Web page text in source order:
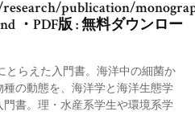
publication/
・PDF版 : 無料ダウンロー
とらえた入門書。海洋中の細菌か
の動態を、海洋学と海洋生態学
書。理・水産系学生や環境系学